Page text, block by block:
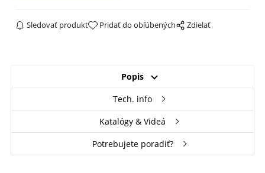
Sledovať produkt Pridať do obľúbených Zdielať
Popis
Tech. info
Katalógy & Videá
Potrebujete poradiť?